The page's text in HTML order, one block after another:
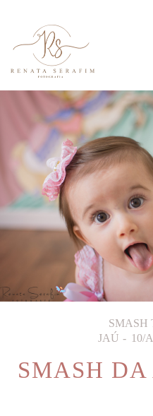
SMASH
JAÚ
10/
SMASH